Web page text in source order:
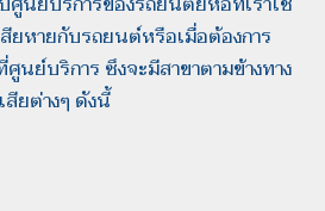
ยหายกับรถยนต์หรือเมื่อต้องการ
ย์บริการ ซึงจะมีสาขาตามข้างทาง
ยต่างๆ ดังนี้